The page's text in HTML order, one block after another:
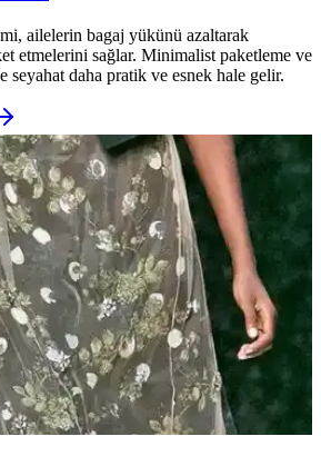
ailelerin bagaj yükünü azaltarak
etmelerini sağlar. Minimalist paketleme ve
seyahat daha pratik ve esnek hale gelir.